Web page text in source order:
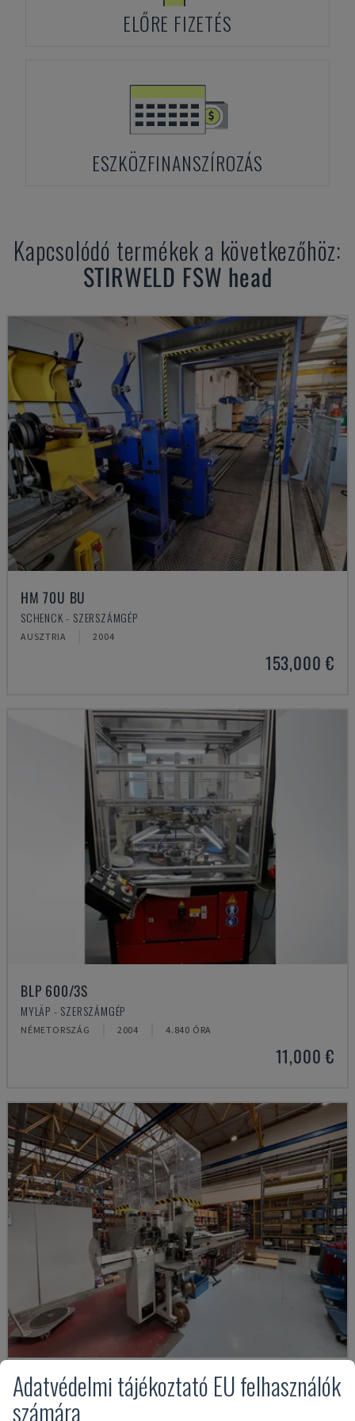
ELŐRE FIZETÉS
ESZKÖZFINANSZÍROZÁS
Kapcsolódó termékek a következőhöz:
STIRWELD FSW head
HM 70U BU
SCHENCK - SZERSZÁMGÉP
AUSZTRIA 2004
153,000 €
BLP 600/3S
MYLÄP - SZERSZÁMGÉP
NÉMETORSZÁG 2004 4.840 ÓRA
11,000 €
GAMMA 333 PC
KOMAX - SZERSZÁMGÉP
Adatvédelmi tájékoztató EU felhasználók
számára